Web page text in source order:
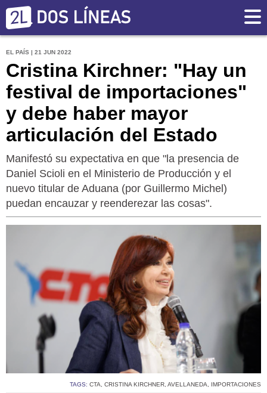
EL PAÍS | 21 JUN 2022
Cristina Kirchner: "Hay un
festival de importaciones"
y debe haber mayor
articulación del Estado
Manifestó su expectativa en que "la presencia de
Daniel Scioli en el Ministerio de Producción y el
nuevo titular de Aduana (por Guillermo Michel)
puedan encauzar y reenderezar las cosas".
TAGS: CTA, CRISTINA KIRCHNER, AVELLANEDA, IMPORTACIONES